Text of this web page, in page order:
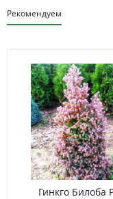
Рекомендуем
Гинкго Билоба